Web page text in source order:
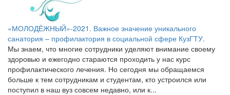
​«МОЛОДЁЖНЫЙ»-2021. Важное значение уникального
санатория – профилактория в социальной сфере КузГТУ.
Мы знаем, что многие сотрудники уделяют внимание своему
здоровью и ежегодно стараются проходить у нас курс
профилактического лечения. Но сегодня мы обращаемся
больше к тем сотрудникам и студентам, кто устроился или
поступил в наш вуз совсем недавно, или к...